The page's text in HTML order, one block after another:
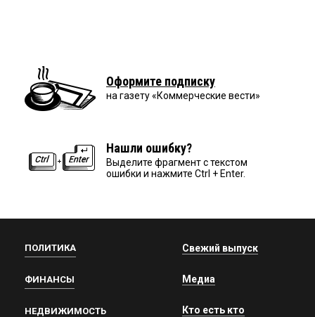
Оформите подписку
на газету «Коммерческие вести»
Нашли ошибку?
Выделите фрагмент с текстом
ошибки и нажмите Ctrl + Enter.
ПОЛИТИКА
ФИНАНСЫ
НЕДВИЖИМОСТЬ
Свежий выпуск
Медиа
Кто есть кто